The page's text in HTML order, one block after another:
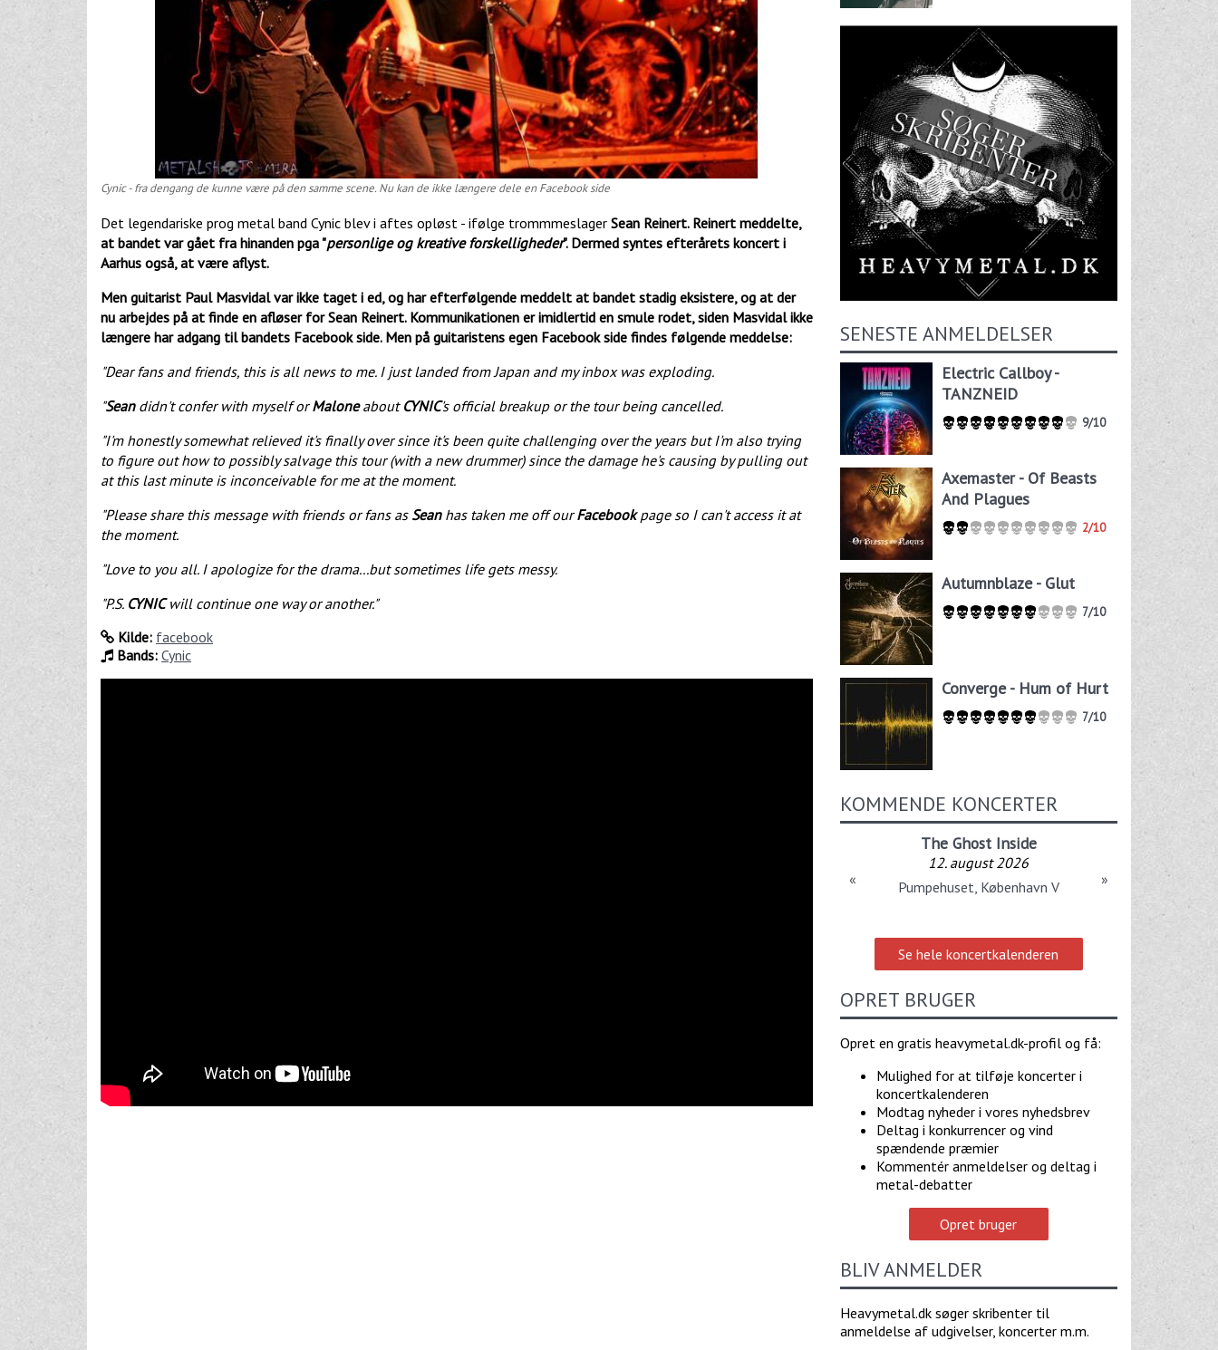
Cynic - fra dengang de kunne være på den samme scene. Nu kan de ikke længere dele en Facebook side
Det legendariske prog metal band Cynic blev i aftes opløst - ifølge trommmeslager Sean Reinert. Reinert meddelte,
at bandet var gået fra hinanden pga "personlige og kreative forskelligheder". Dermed syntes efterårets koncert i
Aarhus også, at være aflyst.
Men guitarist Paul Masvidal var ikke taget i ed, og har efterfølgende meddelt at bandet stadig eksistere, og at der
nu arbejdes på at finde en afløser for Sean Reinert. Kommunikationen er imidlertid en smule rodet, siden Masvidal ikke
længere har adgang til bandets Facebook side. Men på guitaristens egen Facebook side findes følgende meddelse:
"Dear fans and friends, this is all news to me. I just landed from Japan and my inbox was exploding.
"Seandidn't confer with myself orMaloneabout CYNIC's official breakup or the tour being cancelled.
"I'm honestly somewhat relieved it's finally over since it's been quite challenging over the years but I'm also trying
to figure out how to possibly salvage this tour (with a new drummer) since the damage he's causing by pulling out
at this last minute is inconceivable for me at the moment.
"Please share this message with friends or fans as Seanhas taken me off ourFacebookpage so I can't access it at
the moment.
"Love to you all. I apologize for the drama...but sometimes life gets messy.
"P.S. CYNICwill continue one way or another."
Kilde: facebook
Bands: Cynic
SENESTE ANMELDELSER
Electric Callboy -
TANZNEID
9/10
Axemaster - Of Beasts
And Plagues
2/10
Autumnblaze - Glut
7/10
Converge - Hum of Hurt
7/10
KOMMENDE KONCERTER
The Ghost Inside
12. august 2026
Pumpehuset, København V
« »
Se hele koncertkalenderen
OPRET BRUGER
Opret en gratis heavymetal.dk-profil og få:
Mulighed for at tilføje koncerter i
koncertkalenderen
Modtag nyheder i vores nyhedsbrev
Deltag i konkurrencer og vind
spændende præmier
Kommentér anmeldelser og deltag i
metal-debatter
Opret bruger
BLIV ANMELDER
Heavymetal.dk søger skribenter til
anmeldelse af udgivelser, koncerter m.m.